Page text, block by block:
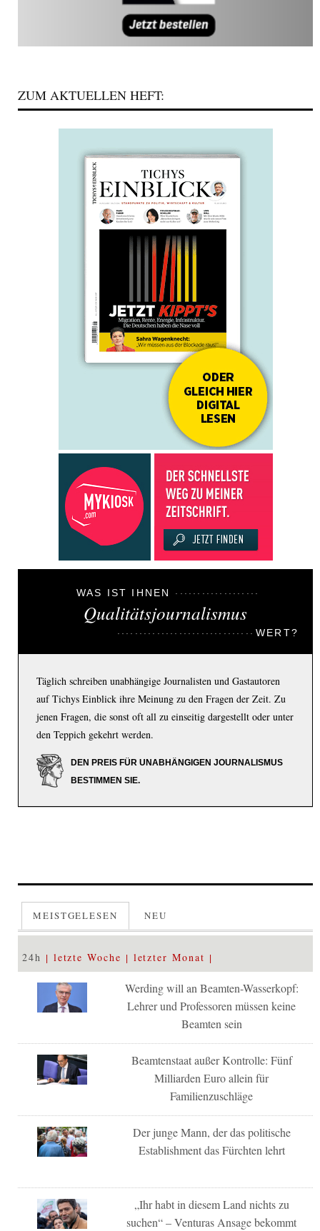
ZUM AKTUELLEN HEFT:
WAS IST IHNEN
Qualitätsjournalismus
WERT?
Täglich schreiben unabhängige Journalisten und Gastautoren
auf Tichys Einblick ihre Meinung zu den Fragen der Zeit. Zu
jenen Fragen, die sonst oft all zu einseitig dargestellt oder unter
den Teppich gekehrt werden.
DEN PREIS FÜR UNABHÄNGIGEN JOURNALISMUS
BESTIMMEN SIE.
MEISTGELESEN NEU
24h letzte Woche letzter Monat
Werding will an Beamten-Wasserkopf:
Lehrer und Professoren müssen keine
Beamten sein
Beamtenstaat außer Kontrolle: Fünf
Milliarden Euro allein für
Familienzuschläge
Der junge Mann, der das politische
Establishment das Fürchten lehrt
„Ihr habt in diesem Land nichts zu
suchen“ – Venturas Ansage bekommt